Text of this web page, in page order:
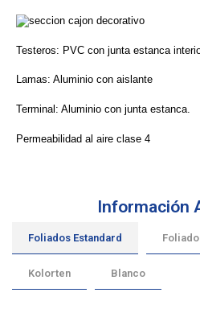
Testeros: PVC con junta estanca
Lamas: Aluminio con aislante
Terminal: Aluminio con junta estanca.
Permeabilidad al aire clase 4
Información
Foliados Estandard
Kolorten Blanco